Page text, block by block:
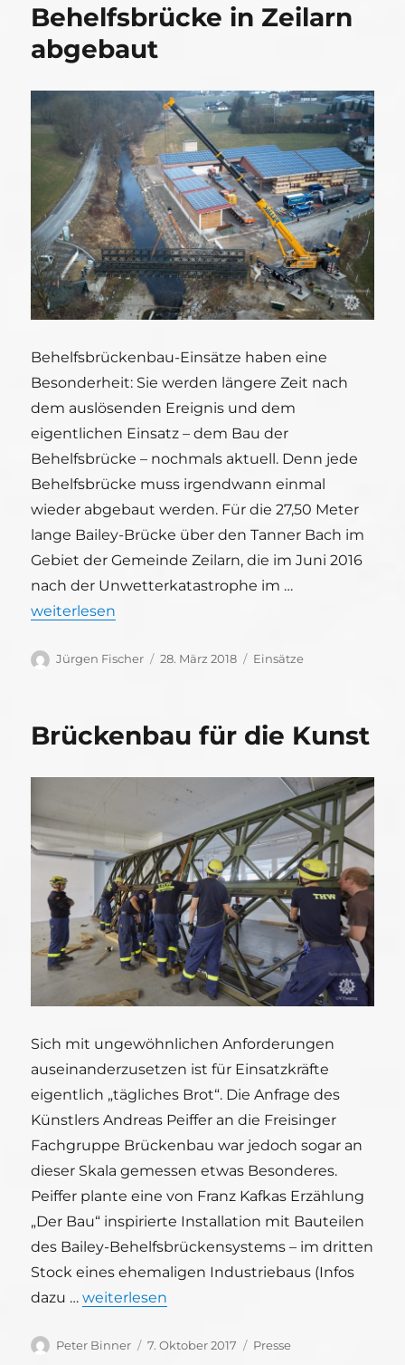
Behelfsbrücke in Zeilarn
abgebaut
Behelfsbrückenbau-Einsätze haben eine
Besonderheit: Sie werden längere Zeit nach
dem auslösenden Ereignis und dem
eigentlichen Einsatz – dem Bau der
Behelfsbrücke – nochmals aktuell. Denn jede
Behelfsbrücke muss irgendwann einmal
wieder abgebaut werden. Für die 27,50 Meter
lange Bailey-Brücke über den Tanner Bach im
Gebiet der Gemeinde Zeilarn, die im Juni 2016
nach der Unwetterkatastrophe im …
„Behelfsbrücke in Zeilarn abgebaut“
weiterlesen
Autor
Jürgen Fischer
Veröffentlicht
28. März 2018 Kategorien
Einsätze
Brückenbau für die Kunst
Sich mit ungewöhnlichen Anforderungen
auseinanderzusetzen ist für Einsatzkräfte
eigentlich „tägliches Brot“. Die Anfrage des
Künstlers Andreas Peiffer an die Freisinger
Fachgruppe Brückenbau war jedoch sogar an
dieser Skala gemessen etwas Besonderes.
Peiffer plante eine von Franz Kafkas Erzählung
„Der Bau“ inspirierte Installation mit Bauteilen
des Bailey-Behelfsbrückensystems – im dritten
Stock eines ehemaligen Industriebaus (Infos
dazu …„Brückenbau für die Kunst“
weiterlesen
Autor
Peter Binner
Veröffentlicht
7. Oktober 2017 Kategorien
Presse